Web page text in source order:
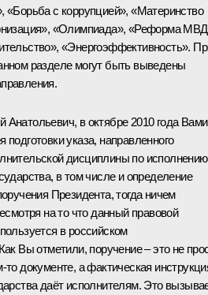
«Борьба с коррупцией», «Материнство
«Олимпиада», «Реформа
«Энергоэффективность».
разделе могут быть выведены
в октябре 2010 года Вами
подготовкиуказа, направленного
дисциплины по исполнению
в том числе и определение
Президента, тогда ничем
на то что данный правовой
в российском
Вы отметили, поручение – это не
документе, а фактическая
даёт исполнителям. Это